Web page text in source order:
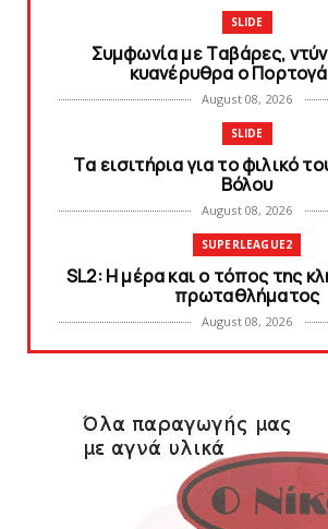
SLIDE
Συμφωνία με Tαβάρες,
κυανέρυθρα ο
August 08, 2026
SLIDE
Tα εισιτήρια για το φιλικό
Bόλου
August 08, 2026
SUPERLEAGUE2
SL2: Η μέρα και ο τόπος της
πρωταθλήματος
August 08, 2026
KARA TALKS
August 07, 2026
KARA TALKS
«Kara Talks»: LIVE
August 07, 2026